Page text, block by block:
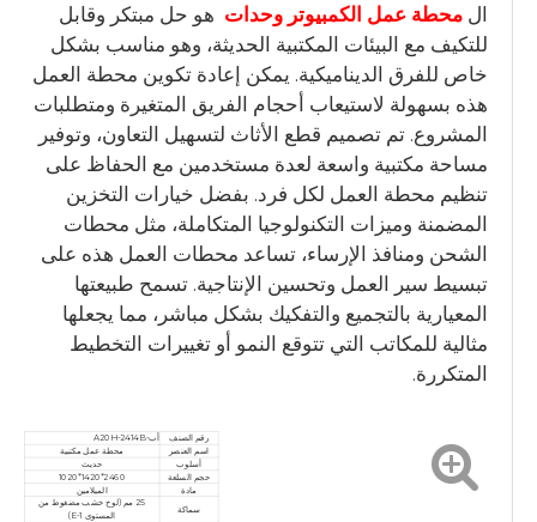
ال محطة عمل الكمبيوتر وحدات هو حل مبتكر وقابل
للتكيف مع البيئات المكتبية الحديثة، وهو مناسب بشكل
خاص للفرق الديناميكية. يمكن إعادة تكوين محطة العمل
هذه بسهولة لاستيعاب أحجام الفريق المتغيرة ومتطلبات
المشروع. تم تصميم قطع الأثاث لتسهيل التعاون، وتوفير
مساحة مكتبية واسعة لعدة مستخدمين مع الحفاظ على
تنظيم محطة العمل لكل فرد. بفضل خيارات التخزين
المضمنة وميزات التكنولوجيا المتكاملة، مثل محطات
الشحن ومنافذ الإرساء، تساعد محطات العمل هذه على
تبسيط سير العمل وتحسين الإنتاجية. تسمح طبيعتها
المعيارية بالتجميع والتفكيك بشكل مباشر، مما يجعلها
مثالية للمكاتب التي تتوقع النمو أو تغييرات التخطيط
المتكررة.
رقم الصنف
أب-A20H-2414B
اسم العنصر
محطة عمل مكتبية
أسلوب حديث
حجم السلعة 2460*1420*1020
مادة الميلامين
سماكة
25 مم (لوح خشب مضغوط من
المستوى E-1)